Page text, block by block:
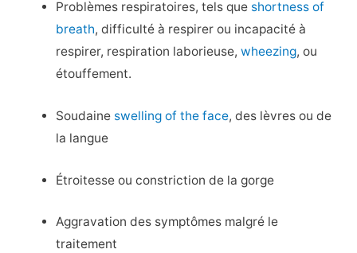
Problèmes respiratoires, tels que shortness of
breath, difficulté à respirer ou incapacité à
respirer, respiration laborieuse,wheezing, ou
étouffement.
Soudaine swelling of the face, des lèvres ou de
la langue
Étroitesse ou constriction de la gorge
Aggravation des symptômes malgré le
traitement